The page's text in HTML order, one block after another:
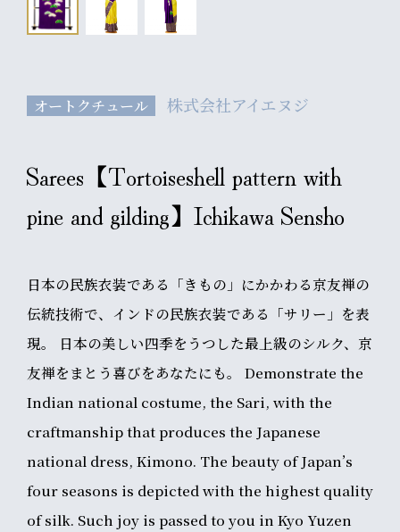
オートクチュール 株式会社アイエヌジ
Sarees【Tortoiseshell pattern with
pine and gilding】Ichikawa Sensho
日本の民族衣装である「きもの」にかかわる京友禅の
伝統技術で、インドの民族衣装である「サリー」を表
現。 日本の美しい四季をうつした最上級のシルク、京
友禅をまとう喜びをあなたにも。 Demonstrate the
Indian national costume, the Sari, with the
craftmanship that produces the Japanese
national dress, Kimono. The beauty of Japan’s
four seasons is depicted with the highest quality
of silk. Such joy is passed to you in Kyo Yuzen